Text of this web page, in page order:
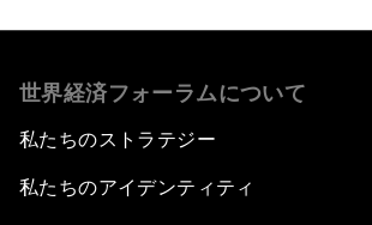
世界経済フォーラムについて
私たちのストラテジー
私たちのアイデンティティ